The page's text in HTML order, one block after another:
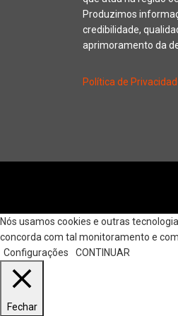
Produzimos
credibilidade,
aprimoramento da
Política de
Nós usamos cookies e outras
concorda com tal monitoramento e
Configurações
CONTINUAR
Fechar